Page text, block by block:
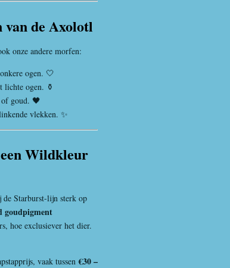
de Axolotl
onze andere morfen:
ogen. 🤍
lichte ogen. ⚱️
goud. 🖤
vlekken. ✨
Wildkleur
Starburst-lijn sterk op
goudpigment
hoe exclusiever het dier.
vaak tussen €30 –